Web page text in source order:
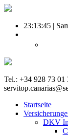
23:13:45 |
Tel.: +34 928 73 01
Startseite
DKV